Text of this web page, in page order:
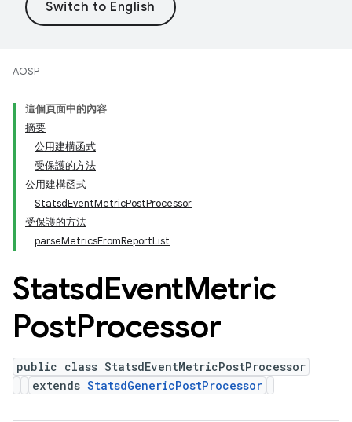
AOSP
這個頁面中的內容
摘要
公用建構函式
受保護的方法
公用建構函式
StatsdEventMetricPostProcessor
受保護的方法
parseMetricsFromReportList
StatsdEventMetric
PostProcessor
public class StatsdEventMetricPostProcessor
extends StatsdGenericPostProcessor